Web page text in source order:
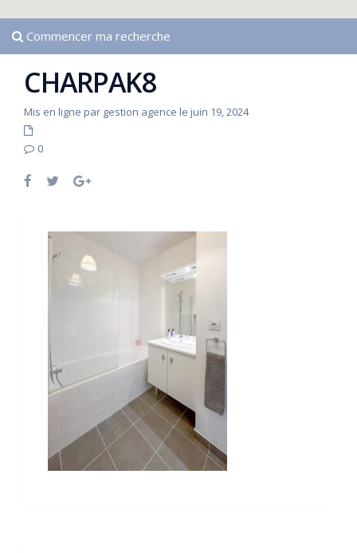
Commencer ma recherche
CHARPAK8
Mis en ligne par gestion agence le juin 19, 2024
0